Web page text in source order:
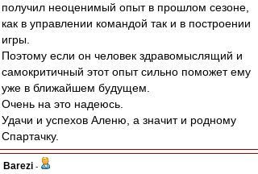
получил неоценимый опыт в прошлом сезоне,
как в управлении командой так и в построении
игры.
Поэтому если он человек здравомыслящий и
самокритичный этот опыт сильно поможет ему
уже в ближайшем будущем.
Очень на это надеюсь.
Удачи и успехов Аленю, а значит и родному
Спартачку.
Barezi -